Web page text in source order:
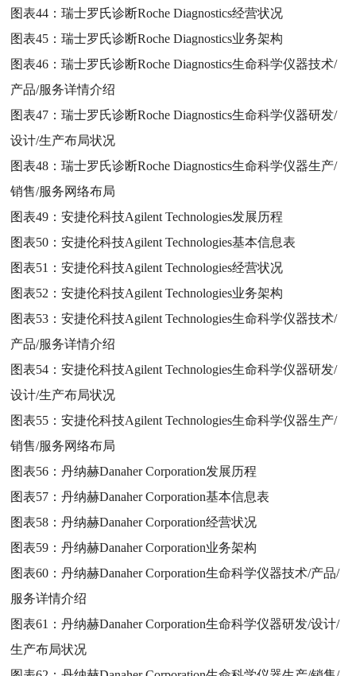
图表44：瑞士罗氏诊断Roche Diagnostics经营状况
图表45：瑞士罗氏诊断Roche Diagnostics业务架构
图表46：瑞士罗氏诊断Roche Diagnostics生命科学仪器技术/
产品/服务详情介绍
图表47：瑞士罗氏诊断Roche Diagnostics生命科学仪器研发/
设计/生产布局状况
图表48：瑞士罗氏诊断Roche Diagnostics生命科学仪器生产/
销售/服务网络布局
图表49：安捷伦科技Agilent Technologies发展历程
图表50：安捷伦科技Agilent Technologies基本信息表
图表51：安捷伦科技Agilent Technologies经营状况
图表52：安捷伦科技Agilent Technologies业务架构
图表53：安捷伦科技Agilent Technologies生命科学仪器技术/
产品/服务详情介绍
图表54：安捷伦科技Agilent Technologies生命科学仪器研发/
设计/生产布局状况
图表55：安捷伦科技Agilent Technologies生命科学仪器生产/
销售/服务网络布局
图表56：丹纳赫Danaher Corporation发展历程
图表57：丹纳赫Danaher Corporation基本信息表
图表58：丹纳赫Danaher Corporation经营状况
图表59：丹纳赫Danaher Corporation业务架构
图表60：丹纳赫Danaher Corporation生命科学仪器技术/产品/
服务详情介绍
图表61：丹纳赫Danaher Corporation生命科学仪器研发/设计/
生产布局状况